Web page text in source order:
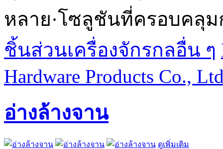
หลาย·โซลูชันที่ครอบคลุ
ชิ้นส่วนเครื่องจักรกลอื่น ๆ
Hardware Products Co.,
อ่างล้างจาน
ดูเพิ่มเติม